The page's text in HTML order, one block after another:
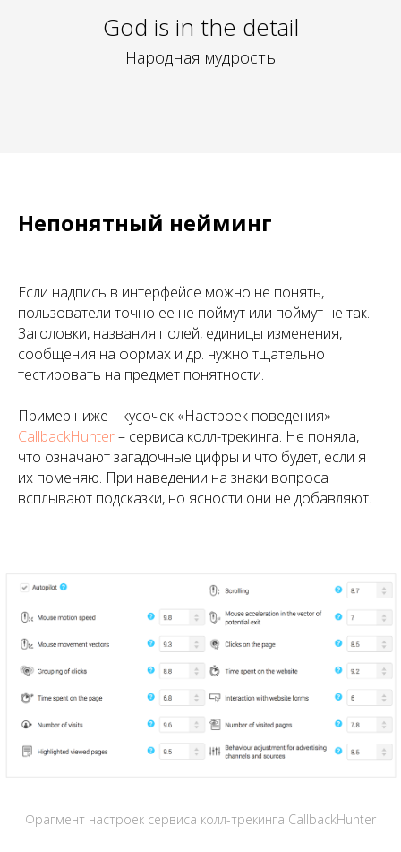
God is in the detail
Народная мудрость
Непонятный нейминг
Если надпись в интерфейсе можно не понять,
пользователи точно ее не поймут или поймут не так.
Заголовки, названия полей, единицы изменения,
сообщения на формах и др. нужно тщательно
тестировать на предмет понятности.
Пример ниже – кусочек «Настроек поведения»
CallbackHunter– сервиса колл-трекинга. Не поняла,
что означают загадочные цифры и что будет, если я
их поменяю. При наведении на знаки вопроса
всплывают подсказки, но ясности они не добавляют.
Фрагмент настроек сервиса колл-трекинга CallbackHunter